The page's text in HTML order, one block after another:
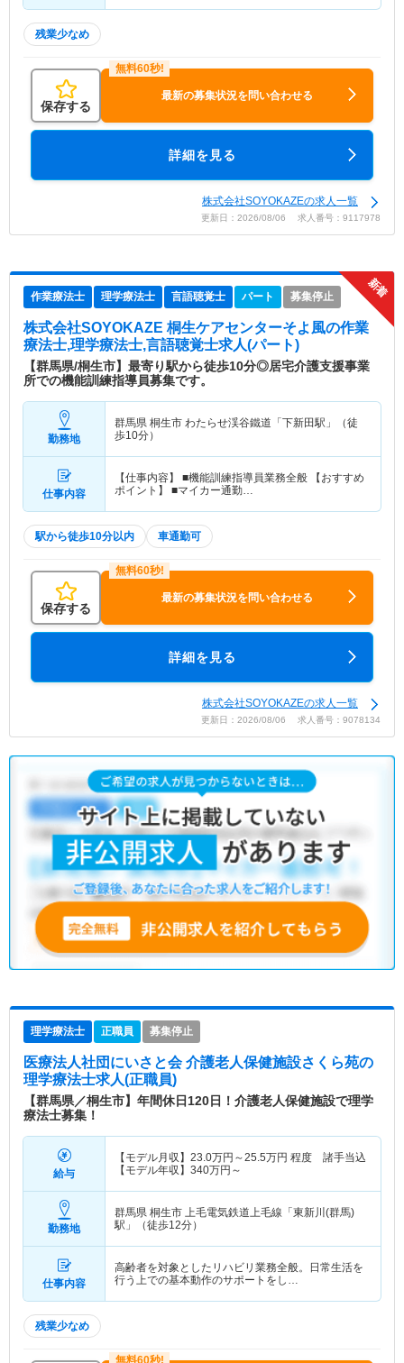
残業少なめ
保存する
最新の募集状況を問い合わせる
詳細を見る
株式会社SOYOKAZEの求人一覧
更新日：2026/08/06 求人番号：9117978
作業療法士 理学療法士 言語聴覚士 パート 募集停止
株式会社SOYOKAZE 桐生ケアセンターそよ風の作業
療法士,理学療法士,言語聴覚士求人(パート)
【群馬県/桐生市】最寄り駅から徒歩10分◎居宅介護支援事業
所での機能訓練指導員募集です。
勤務地
群馬県 桐生市 わたらせ渓谷鐵道「下新田駅」（徒
歩10分）
仕事内容
【仕事内容】 ■機能訓練指導員業務全般 【おすすめ
ポイント】 ■マイカー通勤…
駅から徒歩10分以内 車通勤可
保存する
最新の募集状況を問い合わせる
詳細を見る
株式会社SOYOKAZEの求人一覧
更新日：2026/08/06 求人番号：9078134
理学療法士 正職員 募集停止
医療法人社団にいさと会 介護老人保健施設さくら苑の
理学療法士求人(正職員)
【群馬県／桐生市】年間休日120日！介護老人保健施設で理学
療法士募集！
給与
【モデル月収】 23.0万円～25.5万円 程度 諸手当込
【モデル年収】 340万円～
勤務地
群馬県 桐生市 上毛電気鉄道上毛線「東新川(群馬)
駅」（徒歩12分）
仕事内容
高齢者を対象としたリハビリ業務全般。日常生活を
行う上での基本動作のサポートをし…
残業少なめ